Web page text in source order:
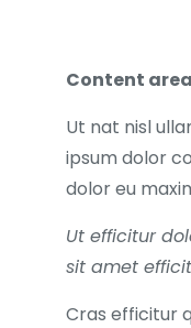
Content area
Ut nat nisl
ipsum dolor
dolor eu
Ut efficitur
sit amet
Cras efficitur